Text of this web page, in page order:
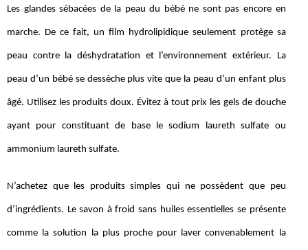
Les glandes sébacées de la peau du bébé ne sont pas encore en
marche. De ce fait, un film hydrolipidique seulement protège sa
peau contre la déshydratation et l’environnement extérieur. La
peau d’un bébé se dessèche plus vite que la peau d’un enfant plus
âgé. Utilisez les produits doux. Évitez à tout prix les gels de douche
ayant pour constituant de base le sodium laureth sulfate ou
ammonium laureth sulfate.
N’achetez que les produits simples qui ne possèdent que peu
d’ingrédients. Le savon à froid sans huiles essentielles se présente
comme la solution la plus proche pour laver convenablement la